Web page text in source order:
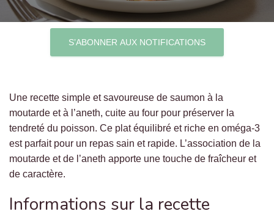
S’ABONNER AUX NOTIFICATIONS
Une recette simple et savoureuse de saumon à la
moutarde et à l’aneth, cuite au four pour préserver la
tendreté du poisson. Ce plat équilibré et riche en oméga-3
est parfait pour un repas sain et rapide. L’association de la
moutarde et de l’aneth apporte une touche de fraîcheur et
de caractère.
Informations sur la recette